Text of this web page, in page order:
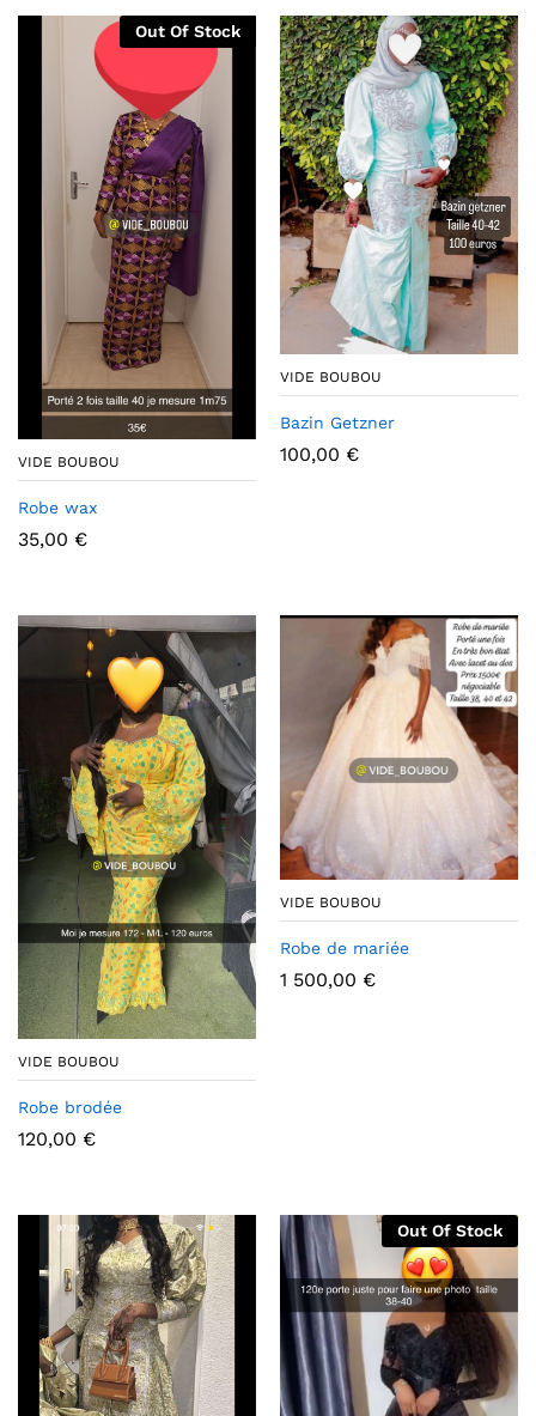
Out Of Stock
VIDE BOUBOU
Robe wax
35,00 €
VIDE BOUBOU
Bazin Getzner
100,00 €
VIDE BOUBOU
Robe brodée
120,00 €
VIDE BOUBOU
Robe de mariée
1 500,00 €
Out Of Stock